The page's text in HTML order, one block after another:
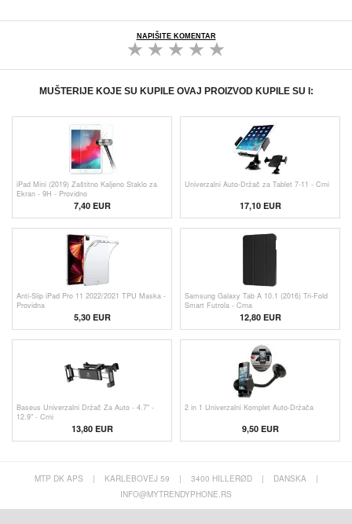
NAPIŠITE KOMENTAR
MUŠTERIJE KOJE SU KUPILE OVAJ PROIZVOD KUPILE SU I:
iPad Mini (2019) Zaštitno Kaljeno Staklo za
Ekran - 9H - Providno
7,40 EUR
Univerzalni Auto-Držač za Tablet 7-11 - Crni
17,10 EUR
Anti-Slip iPad Pro 11 2022/2021 TPU Maska -
Providna
5,30 EUR
Samsung Galaxy Tab A 10.1 (2016) Tri-Fold
Smart Futrola - Crna
12,80 EUR
Baseus Univerzalni Držač Za Auto - 4.7" -
12.9" - Crni
13,80EUR
2 in 1 Univerzalni Komplet Auto-Držača
9,50 EUR
MTP DK APS | KARLEBOVEJ 59 | 3400 HILLERØD | DANSKA
|
INFO@MYTRENDYPHONE.RS